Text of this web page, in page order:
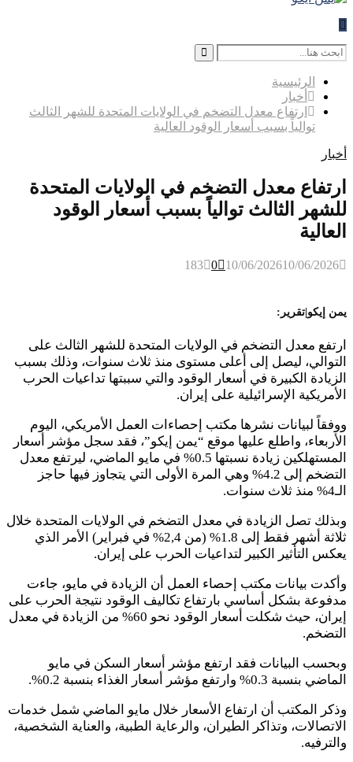
Search
for:
Search
الرئيسية
أخبار
ارتفاع معدل التضخم في الولايات المتحدة للشهر الثالث
توالياً بسبب أسعار الوقود العالية
أخبار
ارتفاع معدل التضخم في الولايات المتحدة
للشهر الثالث توالياً بسبب أسعار الوقود
العالية
10/06/202610/06/2026
0
183
يمن إيكو|تقرير:
ارتفع معدل التضخم في الولايات المتحدة للشهر الثالث على
التوالي، ليصل إلى أعلى مستوى منذ ثلاث سنوات، وذلك بسبب
الزيادة الكبيرة في أسعار الوقود والتي سببتها تداعيات الحرب
الأمريكية الإسرائيلية على إيران.
ووفقاً لبيانات نشرها مكتب إحصاءات العمل الأمريكي، اليوم
الأربعاء، واطلع عليها موقع “يمن إيكو”، فقد سجل مؤشر أسعار
المستهلكين زيادة نسبتها 0.5% في مايو الماضي، ليرتفع معدل
التضخم إلى 4.2% وهي المرة الأولى التي يتجاوز فيها حاجز
الـ4% منذ ثلاث سنوات.
وبذلك تصل الزيادة في معدل التضخم في الولايات المتحدة خلال
ثلاثة أشهر فقط إلى 1.8% (من 2,4% في فبراير) الأمر الذي
يعكس التأثير الكبير لتداعيات الحرب على إيران.
وأكدت بيانات مكتب إحصاء العمل أن الزيادة في مايو، جاءت
مدفوعة بشكل أساسي بارتفاع تكاليف الوقود نتيجة الحرب على
إيران، حيث شكلت أسعار الوقود نحو 60% من الزيادة في معدل
التضخم.
وبحسب البيانات فقد ارتفع مؤشر أسعار السكن في مايو
الماضي بنسبة 0.3% وارتفع مؤشر أسعار الغذاء بنسبة 0.2%.
وذكر المكتب أن ارتفاع الأسعار خلال مايو الماضي شمل خدمات
الاتصالات، وتذاكر الطيران، والرعاية الطبية، والعناية الشخصية،
والترفيه.